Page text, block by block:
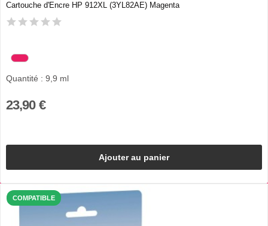
Cartouche d'Encre HP 912XL (3YL82AE) Magenta
Quantité : 9,9 ml
23,90 €
Ajouter au panier
COMPATIBLE